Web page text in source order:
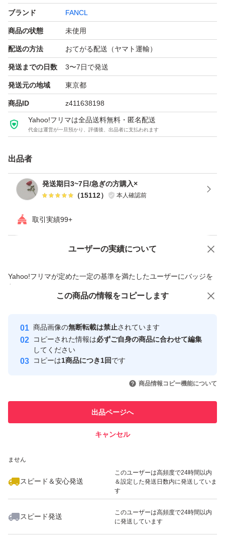
ブランド FANCL
商品の状態 未使用
配送の方法 おてがる配送（ヤマト運輸）
発送までの日数 3〜7日で発送
発送元の地域 東京都
商品ID z411638198
Yahoo!フリマは全品送料無料・匿名配送
代金は運営が一旦預かり、評価後、出品者に支払われます
出品者
発送期日3~7日/急ぎの方購入×
（15112） 本人確認前
取引実績99+
ユーザーの実績について
Yahoo!フリマが定めた一定の基準を満たしたユーザーにバッジを
付与しています
安心取引出品者
心・安全なユーザーです
取引実績
引を完了させた実績があります
での取引実績があります
ません
スピード＆安心発送
このユーザーは高頻度で24時間以内
＆設定した発送日数内に発送していま
す
スピード発送
このユーザーは高頻度で24時間以内
に発送しています
価格の相談 商品への質問
この商品の情報をコピーします
商品画像の無断転載は禁止されています
コピーされた情報は必ずご自身の商品に合わせて編集
してください
コピーは1商品につき1回です
商品情報コピー機能について
出品ページへ
キャンセル
この商品をみている人にオススメ
いいね！
1,700